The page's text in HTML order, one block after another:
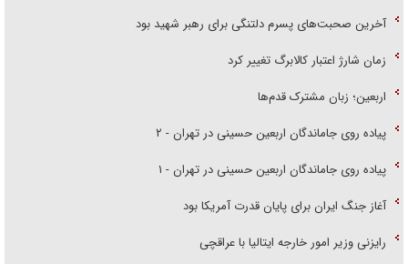
آخرین صحبت‌های پسرم دلتنگی برای رهبر شهید بود
زمان شارژ اعتبار کالابرگ تغییر کرد
اربعین؛ زبان مشترک قدم‌ها
پیاده روی جاماندگان اربعین حسینی در تهران - ۲
پیاده روی جاماندگان اربعین حسینی در تهران - ۱
آغاز جنگ ایران برای پایان قدرت آمریکا بود
رایزنی وزیر امور خارجه ایتالیا با عراقچی